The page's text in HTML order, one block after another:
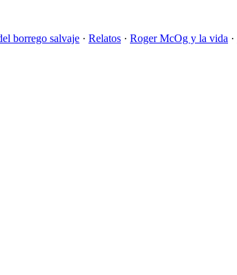
borrego salvaje · Relatos · Roger McOg y la vida ·